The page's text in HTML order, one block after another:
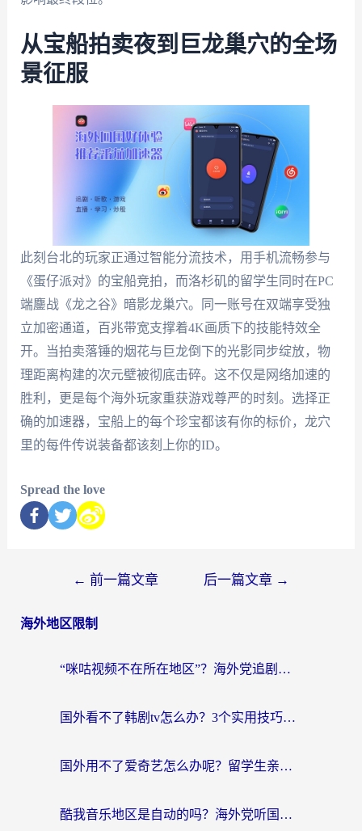
从宝船拍卖夜到巨龙巢穴的全场
景征服
此刻台北的玩家正通过智能分流技术，用手机流畅参与
《蛋仔派对》的宝船竞拍，而洛杉矶的留学生同时在PC
端鏖战《龙之谷》暗影龙巢穴。同一账号在双端享受独
立加密通道，百兆带宽支撑着4K画质下的技能特效全
开。当拍卖落锤的烟花与巨龙倒下的光影同步绽放，物
理距离构建的次元壁被彻底击碎。这不仅是网络加速的
胜利，更是每个海外玩家重获游戏尊严的时刻。选择正
确的加速器，宝船上的每个珍宝都该有你的标价，龙穴
里的每件传说装备都该刻上你的ID。
Spread the love
← 前一篇文章 后一篇文章 →
海外地区限制
“咪咕视频不在所在地区”？海外党追剧看片、炒股的救星来了！
国外看不了韩剧tv怎么办？3个实用技巧解决海外追剧难题（附书旗小说&社保查询攻略）
国外用不了爱奇艺怎么办呢？留学生亲测有效的回国加速方案
酷我音乐地区是自动的吗？海外党听国内音乐看视频的真实解决方案